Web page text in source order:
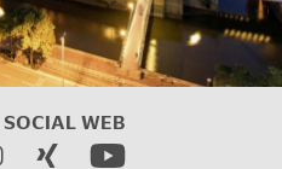
SOCIAL WEB